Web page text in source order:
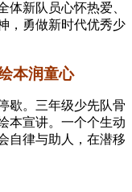
体新队员心怀热爱、
，勇做新时代优秀少
本润童心
歇。三年级少先队骨
本宣讲。一个个生动
自律与助人，在潜移